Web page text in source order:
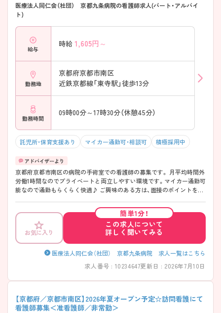
医療法人同仁会（社団） 京都九条病院の看護師求人(パート・アルバイ
ト)
給与
時給 1,605円～
勤務地
京都府京都市南区
近鉄京都線「東寺駅」徒歩13分
勤務時間
09時00分～17時30分（休憩45分）
託児所・保育支援あり マイカー通勤可・相談可 積極採用中
京都府京都市南区の病院の手術室での看護師の募集です。 月平均時間外
労働1時間なのでプライベートと両立しやすい環境です。マイカー通勤可
能なので通勤もらくらく快適♪ ご興味のある方は、面接のポイントをお
お気に入り
簡単1分！
この求人について
詳しく聞いてみる
医療法人同仁会（社団） 京都九条病院 求人一覧はこちら
求人番号 : 10234647更新日 : 2026年7月10日
【京都府／京都市南区】2026年夏オープン予定☆訪問看護にて
看護師募集＜准看護師／非常勤＞